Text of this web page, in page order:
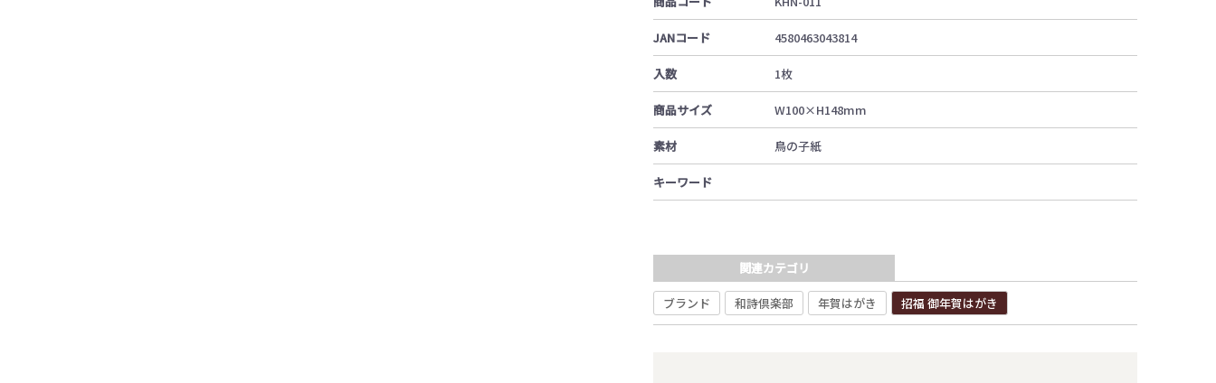
JANコード 4580463043814
入数 1枚
商品サイズ W100×H148mm
素材 鳥の子紙
キーワード
関連カテゴリ
ブランド 和詩倶楽部 年賀はがき 招福 御年賀はがき